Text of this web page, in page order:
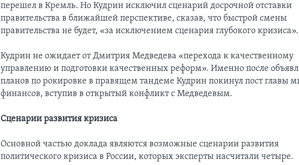
перешел в Кремль. Но Кудрин исключил сценарий досрочной отставки
правительства в ближайшей перспективе, сказав, что быстрой смены
правительства не будет, «за исключением сценария глубокого кризиса».
Кудрин не ожидает от Дмитрия Медведева «перехода к качественному
управлению и подготовки качественных реформ». Именно после
планов по рокировке в правящем тандеме Кудрин покинул пост главы
финансов, вступив в открытый конфликт с Медведевым.
Сценарии развития кризиса
Основной частью доклада являются возможные сценарии развития
политического кризиса в России, которых эксперты насчитали четыре.